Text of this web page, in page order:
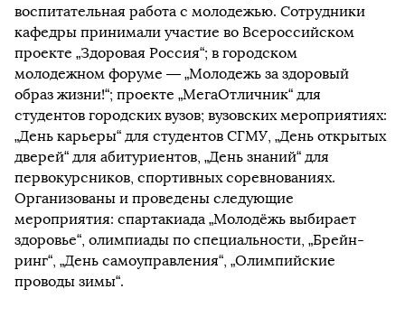
воспитательная работа с молодежью. Сотрудники
кафедры принимали участие во Всероссийском
проекте „Здоровая Россия“; в городском
молодежном форуме — „Молодежь за здоровый
образ жизни!“; проекте „МегаОтличник“ для
студентов городских вузов; вузовских мероприятиях:
„День карьеры“ для студентов СГМУ, „День открытых
дверей“ для абитуриентов, „День знаний“ для
первокурсников, спортивных соревнованиях.
Организованы и проведены следующие
мероприятия: спартакиада „Молодёжь выбирает
здоровье“, олимпиады по специальности, „Брейн-
ринг“, „День самоуправления“, „Олимпийские
проводы зимы“.